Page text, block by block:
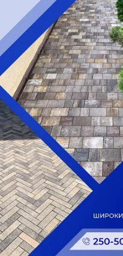
Напишите имя и
несколько
Укажите свои
пришлите текст: «Я,
разрешаю
Елены, 02.11.2012
в конкурсе
Ждем ваших
Победители
1 место– сертификат
игрушек от центра
образования
эквивалентный 5000
стоматологической